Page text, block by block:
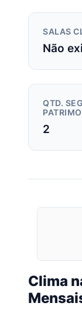
SALAS
Não
QTD.
2
Clima